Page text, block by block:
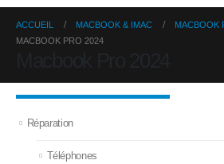
ACCUEIL MACBOOK & IMAC
MACBOOK
MACBOOK PRO 2024
Réparation
Téléphones